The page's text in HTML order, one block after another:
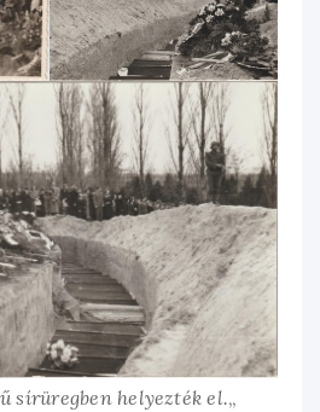
sírüregben helyezték el.„